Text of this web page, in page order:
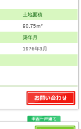
土地面積
90.75ｍ²
築年月
1976年3月